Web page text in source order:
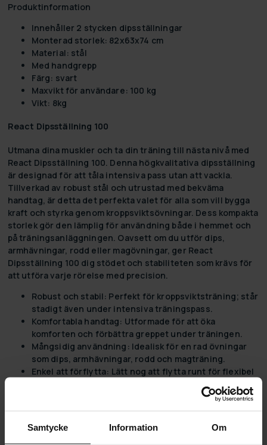
Samtycke Information Om
Produktinformation
Innehåller 2 stycken dipsställningar
Monterad storlek: 82x63x74 cm
Material: stål
Med handgrepp
Färg: svart
Maxvikt för användare: 100 kg
Vikt: 8kg
React Dipsställning 100
Utmana dina muskler och ta din träning till nästa nivå med
React Dipsställning 100. Denna högkvalitativa dipsställning
är designad för att tåla intensiva pass utan att vackla.
Tillverkad av robust stål och utrustad med bekväma
handtag, är detta det perfekta valet för alla som vill bygga
kraft och styrka genom kroppsviktsövningar. Dess kompakta
storlek gör den lämplig för användning både i hemmet och
på träningsanläggningen. Oavsett om du utför dips,
armhävningar, rodd eller magövningar, ger React
Dipsställning 100 dig stödet och stabiliteten som krävs för
att utföra varje rörelse med precision.
Robust och stabil: Perfekt för kroppsviktsträning; står
stadigt även under intensiva träningspass.
Komfortabla handtag: Utformade för att öka
komforten och förbättra greppet under träningen.
Mångsidig användning: Idealisk för en rad övningar
som dips, armhävningar, rodd och magträning.
Enkel att förflytta: Lätt nog att flytta runt för flexibel
Tillverkad i slitstarkt stål som
Stilren design:
Enkelt och professionellt svart
utförande som passar i alla träningsmiljöer.